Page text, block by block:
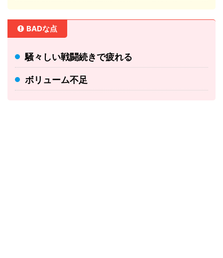
BADな点
騒々しい戦闘続きで疲れる
ボリューム不足